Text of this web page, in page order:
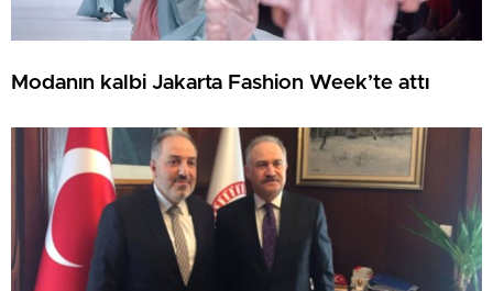
Modanın kalbi Jakarta Fashion Week’te attı